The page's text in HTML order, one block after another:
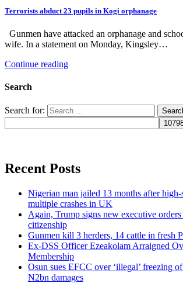
Terrorists abduct 23 pupils in Kogi orphanage
Gunmen have attacked an orphanage and
wife. In a statement on Monday, Kingsley…
Continue reading
Search
Search for:
Recent Posts
Nigerian man jailed 13 months after high-
multiple crashes in UK
Again, Trump signs new executive
citizenship
Gunmen kill 3 herders, 14 cattle in fresh
Ex-DSS Officer Ezeakolam Arraigned
Membership
Osun sues EFCC over ‘illegal’ freezing
N2bn damages